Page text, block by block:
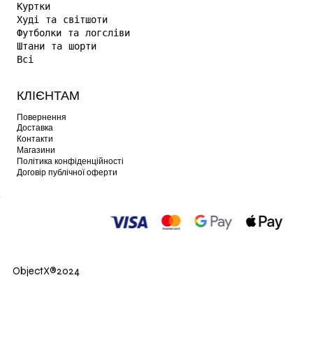
ObjectX®2024
КЛІЄНТАМ
Повернення
Доставка
Контакти
Магазини
Політика конфіденційності
Договір публічної оферти
Куртки
Худі та світшоти
Футболки та логсліви
Штани та шорти
Всі